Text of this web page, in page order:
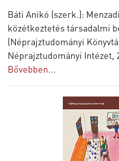
Báti Anikó (szerk.):
közétkeztetés társadalmi
(Néprajztudományi
Bővebben...